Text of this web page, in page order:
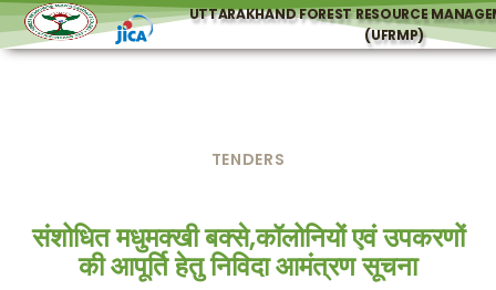
UTTARAKHAND FOREST RESOURCE
(UFRMP)
TENDERS
संशोधित मधुमक्खी बक्से,कॉलोनियों एवं उपकरणों
की आपूर्ति हेतु निविदा आमंत्रण सूचना